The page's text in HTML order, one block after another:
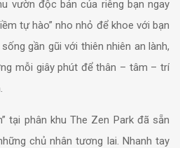
vườn độc bản của riêng bạn ngay
tự hào” nho nhỏ để khoe với bạn
gần gũi với thiên nhiên an lành,
mỗi giây phút để thân – tâm – trí
tại phân khu The Zen Park đã sẵn
chủ nhân tương lai. Nhanh tay